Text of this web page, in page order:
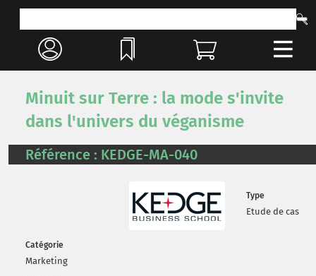
Minuit sur Terre : la mode s'invite
dans l'univers du véganisme
Référence : KEDGE-MA-040
Type
Etude de cas
Catégorie
Marketing